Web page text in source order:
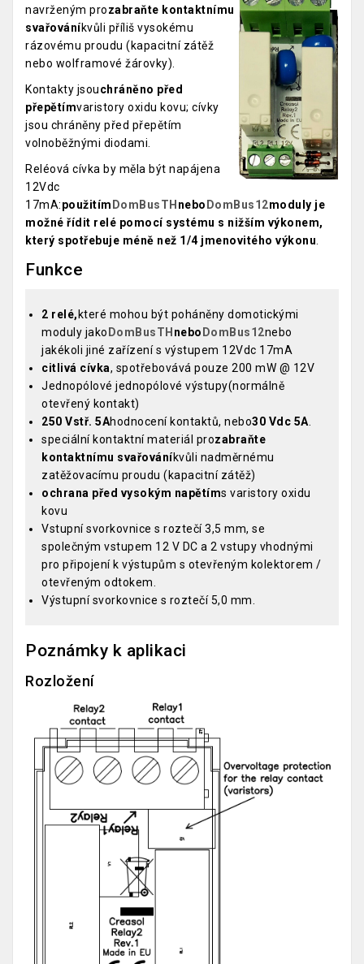
navrženým prozabraňte kontaktnímu
svařováníkvůli příliš vysokému
rázovému proudu (kapacitní zátěž
nebo wolframové žárovky).
Kontakty jsouchráněno před
přepětímvaristory oxidu kovu; cívky
jsou chráněny před přepětím
volnoběžnými diodami.
Reléová cívka by měla být napájena
12Vdc
17mA:použitím DomBusTH nebo DomBus12moduly je
možné řídit relé pomocí systému s nižším výkonem,
který spotřebuje méně než 1/4 jmenovitého výkonu.
Funkce
2 relé, které mohou být poháněny domotickými
moduly jako DomBusTH nebo DomBus12nebo
jakékoli jiné zařízení s výstupem 12Vdc 17mA
citlivá cívka, spotřebovává pouze 200 mW @ 12V
Jednopólové jednopólové výstupy(normálně
otevřený kontakt)
250 Vstř. 5Ahodnocení kontaktů, nebo30 Vdc 5A.
speciální kontaktní materiál prozabraňte
kontaktnímu svařováníkvůli nadměrnému
zatěžovacímu proudu (kapacitní zátěž)
ochrana před vysokým napětíms varistory oxidu
kovu
Vstupní svorkovnice s roztečí 3,5 mm, se
společným vstupem 12 V DC a 2 vstupy vhodnými
pro připojení k výstupům s otevřeným kolektorem /
otevřeným odtokem.
Výstupní svorkovnice s roztečí 5,0 mm.
Poznámky k aplikaci
Rozložení